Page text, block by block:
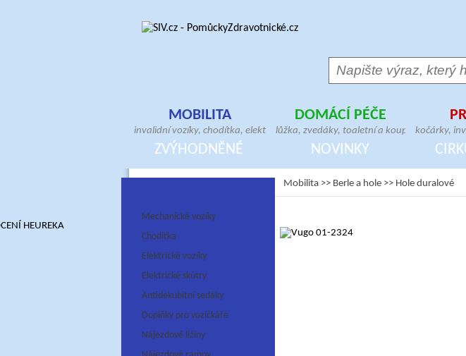
MOBILITA
invalidní vozíky, chodítka, elektrické skútry,
antidekubitní sedáky, hole, berle, bandáže,
ortézy, doplňky pro vozíčkáře
DOMÁCÍ PÉČE
lůžka, zvedáky, toaletní a koupelnové
pomůcky, geriatrická křesla, madla,
antidekubitní matrace, pomůcky pro přesun
kočárky,
postýlky,
ZVÝHODNĚNÉ NOVINKY
Mechanické vozíky
Chodítka
Elektrické vozíky
Elektrické skútry
Antidekubitní sedáky
Doplňky pro vozíčkáře
Nájezdové ližiny
Mobilita >> Berle a hole >> Hole duralové